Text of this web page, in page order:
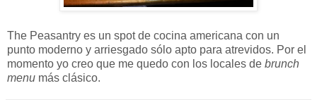
The Peasantry es un spot de cocina americana con un
punto moderno y arriesgado sólo apto para atrevidos. Por el
momento yo creo que me quedo con los locales de brunch
menu más clásico.